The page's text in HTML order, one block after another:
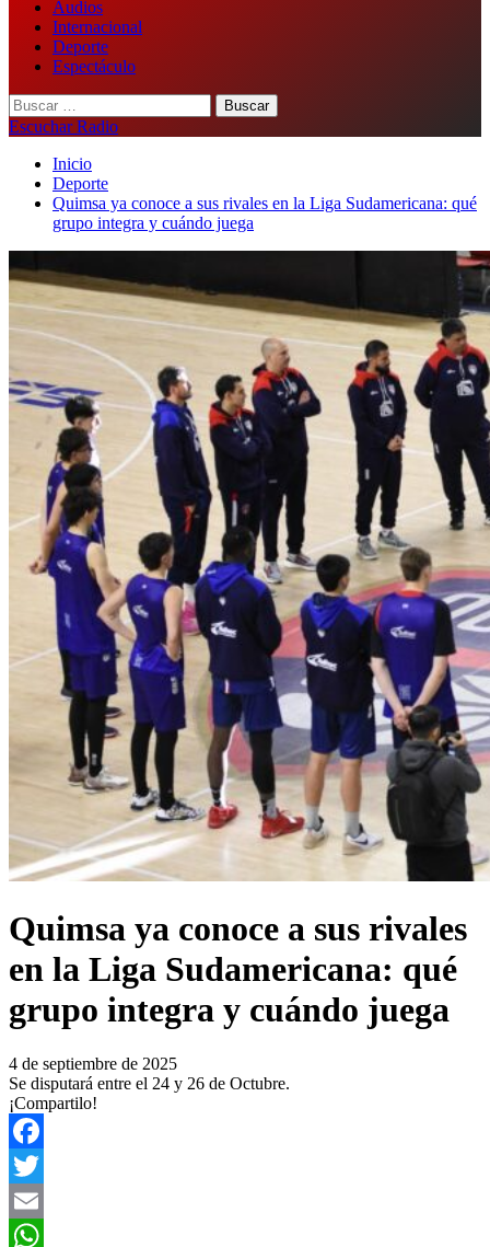
Audios
Internacional
Deporte
Espectáculo
Buscar:
Escuchar Radio
Inicio
Deporte
Quimsa ya conoce a sus rivales en la Liga Sudamericana: qué
grupo integra y cuándo juega
Quimsa ya conoce a sus rivales
en la Liga Sudamericana: qué
grupo integra y cuándo juega
4 de septiembre de 2025
Se disputará entre el 24 y 26 de Octubre.
¡Compartilo!
Facebook
Twitter
Email